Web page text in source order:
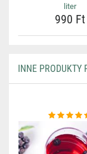
liter
990 Ft
INNE PRODUKTY